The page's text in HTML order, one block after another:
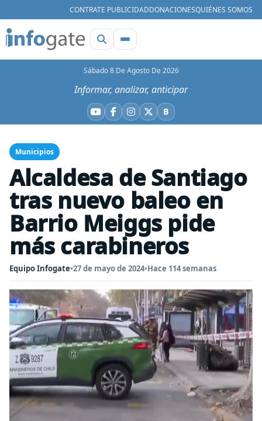
CONTRATE PUBLICIDADDONACIONESQUIÉNES SOMOS
Sábado 8 De Agosto De 2026
Informar, analizar, anticipar
YouTube
Facebook
Instagram
X BBluesky
Municipios
Alcaldesa de Santiago
tras nuevo baleo en
Barrio Meiggs pide
más carabineros
Equipo Infogate•27 de mayo de 2024•Hace 114 semanas